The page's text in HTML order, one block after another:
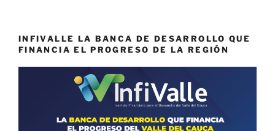
INFIVALLE LA BANCA DE DESARROLLO QUE
FINANCIA EL PROGRESO DE LA REGIÓN